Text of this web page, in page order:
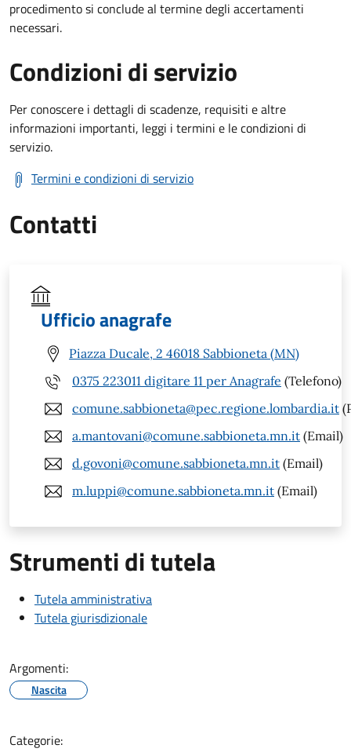
procedimento si conclude al termine degli accertamenti
necessari.
Condizioni di servizio
Per conoscere i dettagli di scadenze, requisiti e altre
informazioni importanti, leggi i termini e le condizioni di
servizio.
Termini e condizioni di servizio
Contatti
Ufficio anagrafe
Piazza Ducale, 2 46018 Sabbioneta (MN)
0375 223011 digitare 11 per Anagrafe (Telefono)
comune.sabbioneta@pec.regione.lombardia.it
a.mantovani@comune.sabbioneta.mn.it (Email)
d.govoni@comune.sabbioneta.mn.it (Email)
m.luppi@comune.sabbioneta.mn.it (Email)
Strumenti di tutela
Tutela amministrativa
Tutela giurisdizionale
Argomenti:
Nascita
Categorie: